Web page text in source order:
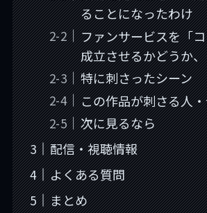
ることになったわけ
ファンサービスを「
成立させるかどうか
特に刺さったシーン
この作品が刺さる人
次に見るなら
配信・視聴情報
よくある質問
まとめ